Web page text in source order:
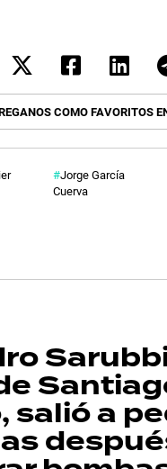
COMO FAVORITOS
Jorge García
Cuerva
salió a